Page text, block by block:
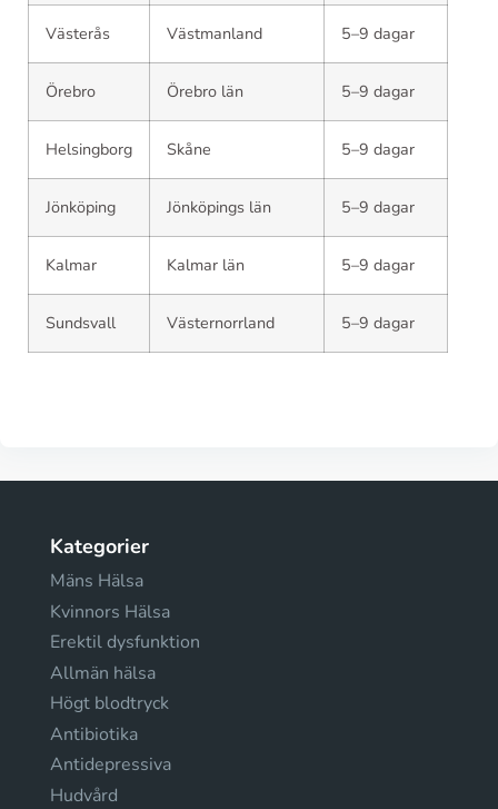
Västerås Västmanland 5–9 dagar
Örebro Örebro län 5–9 dagar
Helsingborg Skåne 5–9 dagar
Jönköping Jönköpings län 5–9 dagar
Kalmar Kalmar län 5–9 dagar
Sundsvall Västernorrland 5–9 dagar
Kategorier
Mäns Hälsa
Kvinnors Hälsa
Erektil dysfunktion
Allmän hälsa
Högt blodtryck
Antibiotika
Antidepressiva
Hudvård